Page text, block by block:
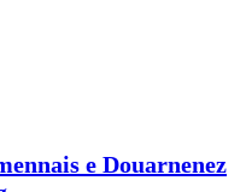
e Douarnenez